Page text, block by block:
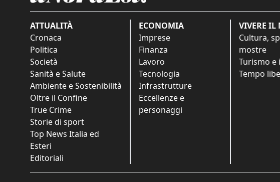
ATTUALITÀ
Cronaca
Politica
Società
Sanità e Salute
Ambiente e Sostenibilità
Oltre il Confine
True Crime
Storie di sport
Top News Italia ed
Esteri
Editoriali
ECONOMIA
Imprese
Finanza
Lavoro
Tecnologia
Infrastrutture
Eccellenze e
personaggi
VIVERE IL
Cultura,
mostre
Turismo e
Tempo